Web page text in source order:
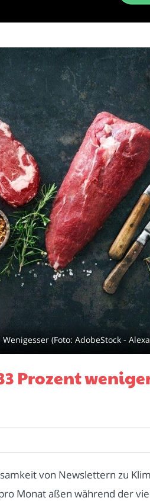
(Foto: AdobeStock -
Prozent
von Newslettern zu
Monat aßen während der